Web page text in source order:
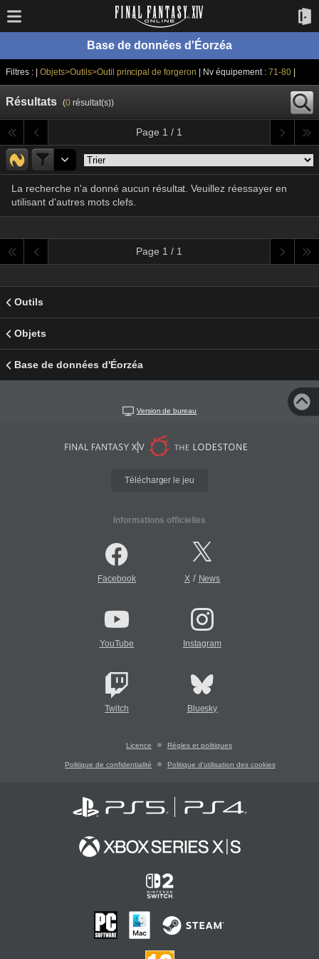
Base de données d'Éorzéa
Filtres : | Objets>Outils>Outil principal de forgeron | Nv équipement : 71-80|
Résultats (0résultat(s))
Page 1 / 1
La recherche n'a donné aucun résultat. Veuillez réessayer en
utilisant d'autres mots clefs.
Page 1 / 1
Outils
Objets
Base de données d'Éorzéa
Version de bureau
Télécharger le jeu
Informations officielles
Facebook X/ News
YouTube Instagram
Twitch Bluesky
Licence Règles et politiques
Politique de confidentialité Politique d'utilisation des cookies